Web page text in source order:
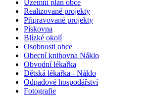
Územní plán obce
Realizované projekty
Připravované projekty
Pískovna
Blízké okolí
Osobnosti obce
Obecní knihovna Náklo
Obvodní lékařka
Dětská lékařka - Náklo
Odpadové hospodářství
Fotografie